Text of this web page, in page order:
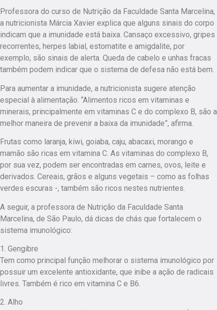
Professora do curso de Nutrição da Faculdade Santa Marcelina,
a nutricionista Márcia Xavier explica que alguns sinais do corpo
indicam que a imunidade está baixa. Cansaço excessivo, gripes
recorrentes, herpes labial, estomatite e amigdalite, por
exemplo, são sinais de alerta. Queda de cabelo e unhas fracas
também podem indicar que o sistema de defesa não está bem.
Para aumentar a imunidade, a nutricionista sugere atenção
especial à alimentação. “Alimentos ricos em vitaminas e
minerais, principalmente em vitaminas C e do complexo B, são a
melhor maneira de prevenir a baixa da imunidade”, afirma.
Frutas como laranja, kiwi, goiaba, caju, abacaxi, morango e
mamão são ricas em vitamina C. As vitaminas do complexo B,
por sua vez, podem ser encontradas em carnes, ovos, leite e
derivados. Cereais, grãos e alguns vegetais – como as folhas
verdes escuras -, também são ricos nestes nutrientes.
A seguir, a professora de Nutrição da Faculdade Santa
Marcelina, de São Paulo, dá dicas de chás que fortalecem o
sistema imunológico:
1. Gengibre
Tem como principal função melhorar o sistema imunológico por
possuir um excelente antioxidante, que inibe a ação de radicais
livres. Também é rico em vitamina C e B6.
2. Alho